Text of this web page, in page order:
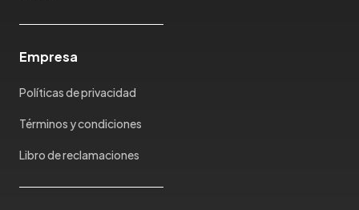
Empresa
Políticas de privacidad
Términos y condiciones
Libro de reclamaciones